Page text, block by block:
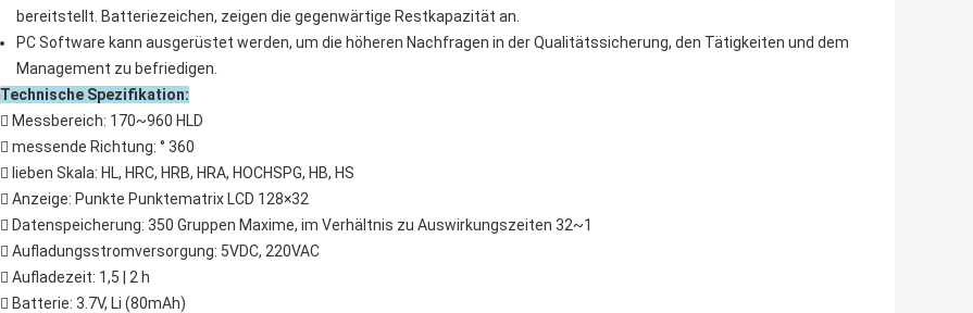
bereitstellt. Batteriezeichen, zeigen die gegenwärtige Restkapazität an.
PC Software kann ausgerüstet werden, um die höheren Nachfragen in der Qualitätssicherung, den Tätigkeiten und dem
Management zu befriedigen.
Technische Spezifikation:
 Messbereich: 170~960 HLD
 messende Richtung: ° 360
 lieben Skala: HL, HRC, HRB, HRA, HOCHSPG, HB, HS
 Anzeige: Punkte Punktematrix LCD 128×32
 Datenspeicherung: 350 Gruppen Maxime, im Verhältnis zu Auswirkungszeiten 32~1
 Aufladungsstromversorgung: 5VDC, 220VAC
 Aufladezeit: 1,5 | 2 h
 Batterie: 3.7V, Li (80mAh)